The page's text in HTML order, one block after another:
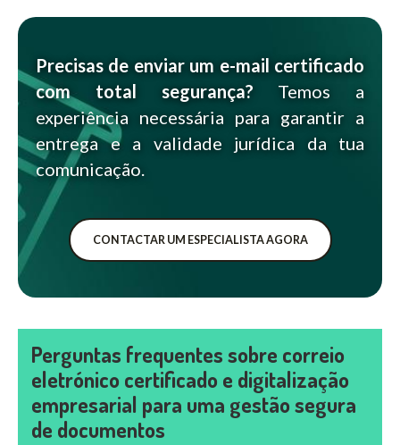
Precisas de enviar um e-mail certificado
com total segurança? Temos a
experiência necessária para garantir a
entrega e a validade jurídica da tua
comunicação.
CONTACTAR UM ESPECIALISTA AGORA
Perguntas frequentes sobre correio
eletrónico certificado e digitalização
empresarial para uma gestão segura
de documentos